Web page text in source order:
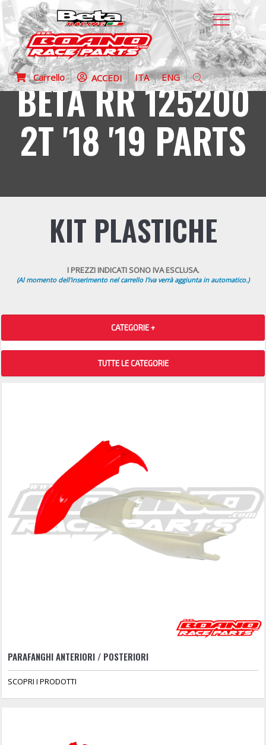
Carrello ACCEDI ITA ENG
BETA RR 125200
2T '18 '19 PARTS
KIT PLASTICHE
I PREZZI INDICATI SONO IVA ESCLUSA.
(Al momento dell'inserimento nel carrello l'iva verrà aggiunta in automatico.)
CATEGORIE +
TUTTE LE CATEGORIE
PARAFANGHI ANTERIORI / POSTERIORI
SCOPRI I PRODOTTI